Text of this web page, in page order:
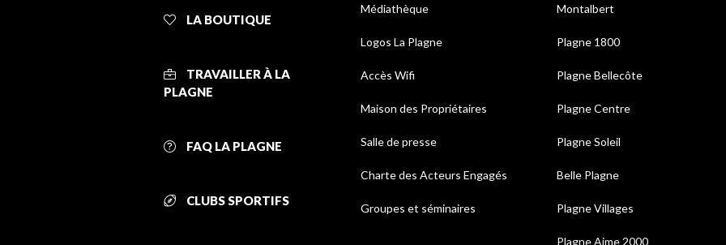
LA BOUTIQUE
TRAVAILLER À LA
PLAGNE
FAQ LA PLAGNE
CLUBS SPORTIFS
Médiathèque
Logos La Plagne
Accès Wifi
Maison des Propriétaires
Salle de presse
Charte des Acteurs Engagés
Groupes et séminaires
Montalbert
Plagne 1800
Plagne Bellecôte
Plagne Centre
Plagne Soleil
Belle Plagne
Plagne Villages
Plagne Aime 2000